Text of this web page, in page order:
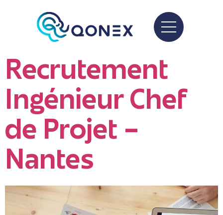
Recrutement
Ingénieur Chef
de Projet –
Nantes